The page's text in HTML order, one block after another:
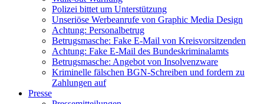
Polizei bittet um Unterstützung
Unseriöse Werbeanrufe von Graphic Media Design
Achtung: Personalbetrug
Betrugsmasche: Fake E-Mail von Kreisvorsitzenden
Achtung: Fake E-Mail des Bundeskriminalamts
Betrugsmasche: Angebot von Insolvenzware
Kriminelle fälschen BGN-Schreiben und fordern zu
Zahlungen auf
Presse